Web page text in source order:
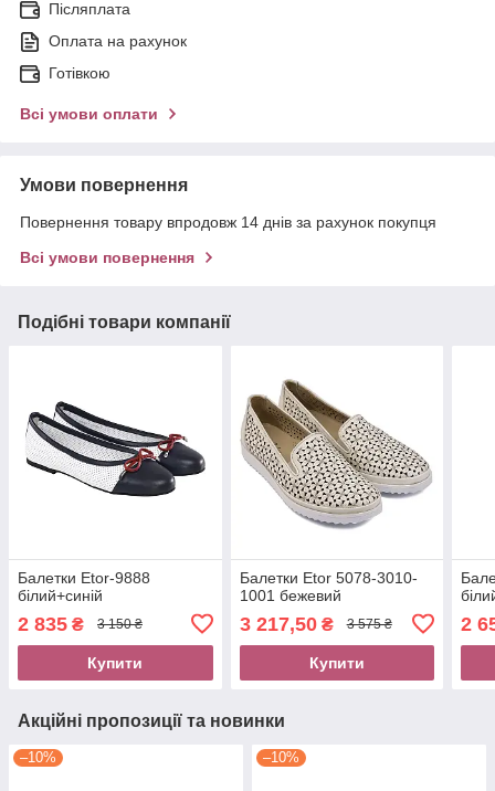
Післяплата
Оплата на рахунок
Готівкою
Всі умови оплати
Умови повернення
Повернення товару впродовж 14 днів за рахунок покупця
Всі умови повернення
Подібні товари компанії
Балетки Etor-9888
білий+синій
2 835 ₴ 3 150 ₴
Купити
Балетки Etor 5078-3010-
1001 бежевий
3 217,50₴ 3 575 ₴
Купити
2
Акційні пропозиції та новинки
–10% –10%